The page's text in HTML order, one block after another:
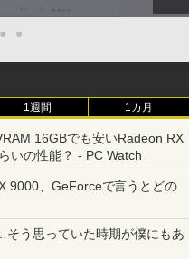
● ●
1週間 1カ月
16GBでも安いRadeon RX
いの性能？ - PC Watch
9000、GeForceで言うとどの
う思っていた時期が僕にもあ